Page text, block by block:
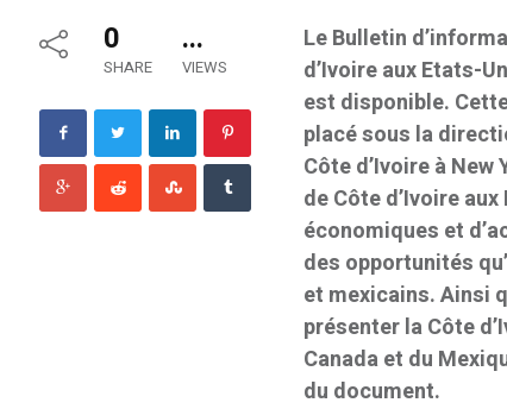
0
SHARE
...
VIEWS
Le Bulletin
d’Ivoire aux Etats-
est disponible.
placé sous la
Côte d’Ivoire à
de Côte d’Ivoire
économiques et
des opportunités
et mexicains. Ainsi
présenter la Côte
Canada et du
du document.